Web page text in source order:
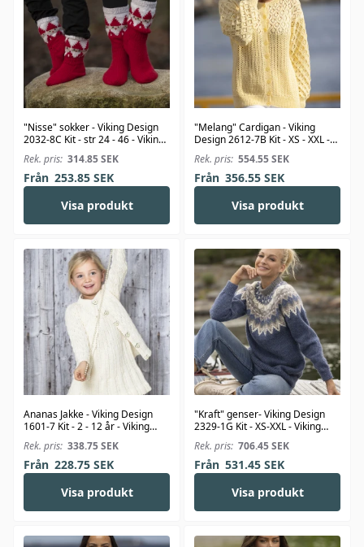
"Nisse" sokker - Viking Design
2032-8C Kit - str 24 - 46 - Viking
Alpaca Storm
Rek. pris: 314.85SEK
Från 253.85SEK
Visa produkt
"Melang" Cardigan - Viking
Design 2612-7B Kit - XS - XXL -
Viking Bambino
Rek. pris: 554.55SEK
Från 356.55SEK
Visa produkt
Ananas Jakke - Viking Design
1601-7 Kit - 2 - 12 år - Viking
Bjørk
Rek. pris: 338.75SEK
Från 228.75SEK
Visa produkt
"Kraft" genser- Viking Design
2329-1G Kit - XS-XXL - Viking
Wool
Rek. pris: 706.45SEK
Från 531.45SEK
Visa produkt